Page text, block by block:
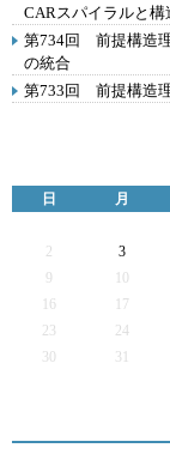
CARスパイラルと構
第734回 前提構造理
の統合
第733回 前提構造
日 月
2
3
9
16
17
23
24
30
31